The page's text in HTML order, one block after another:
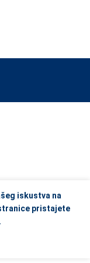
iskustva na
pristajete